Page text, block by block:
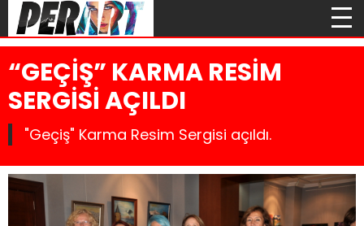
“GEÇİŞ” KARMA RESİM
SERGİSİ AÇILDI
"Geçiş" Karma Resim Sergisi açıldı.